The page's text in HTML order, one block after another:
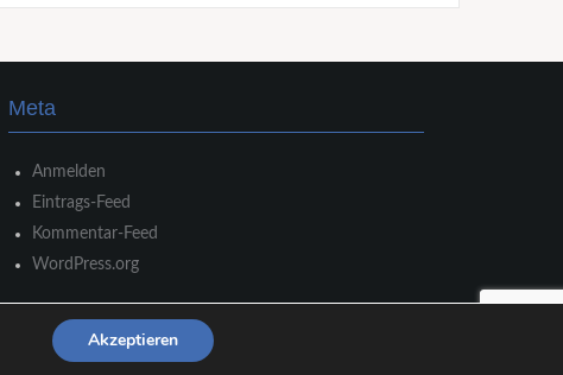
Meta
Anmelden
Eintrags-Feed
Kommentar-Feed
WordPress.org
Akzeptieren